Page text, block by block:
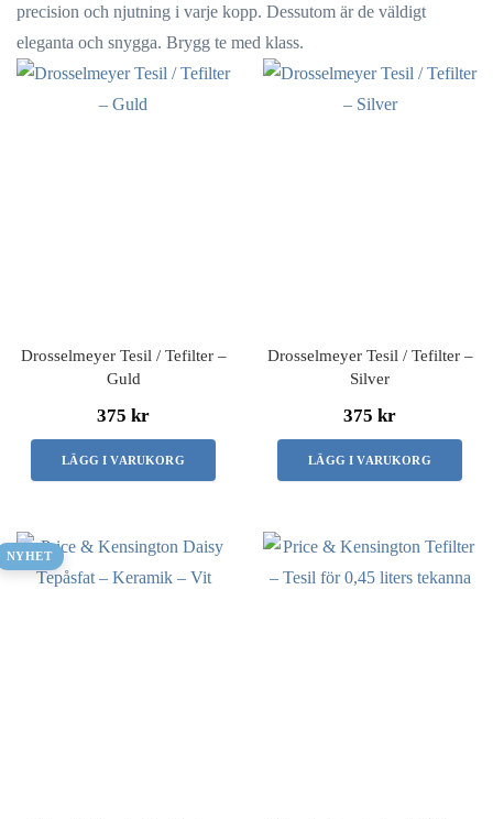
precision och njutning i varje kopp. Dessutom är de väldigt
eleganta och snygga. Brygg te med klass.
Drosselmeyer Tesil / Te­filter –
Guld
375 kr
LÄGG I VARUKORG
Drosselmeyer Tesil / Te­filter –
Silver
375 kr
LÄGG I VARUKORG
NYHET